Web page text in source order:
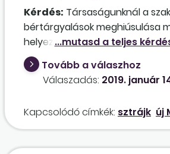
Kérdés: Társaságunknál a
bértárgyalások meghiúsulása
helyezett kilátásba. Hogyan kell
helyzetet, ha a sztrájkoló
lesz? E napra betegszabadságot
illetve jár a táppénz? Lehet-e
munkahelyen?
Tovább a válaszhoz
Válaszadás: 2019. január
Kapcsolódó címkék: sztrájk új